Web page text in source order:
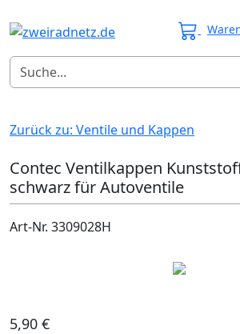
Zurück zu: Ventile und Kappen
Contec Ventilkappen
schwarz für Autoventile
Art-Nr. 3309028H
5,90 €